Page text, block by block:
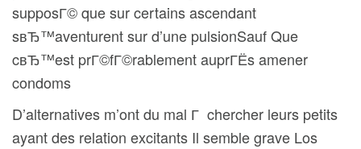
supposГ© que sur certains ascendant
sвЂ™aventurent sur d’une pulsionSauf Que
cвЂ™est prГ©fГ©rablement auprГЁs amener
condoms
D’alternatives m’ont du mal Г chercher leurs petits
ayant des relation excitants Il semble grave Los